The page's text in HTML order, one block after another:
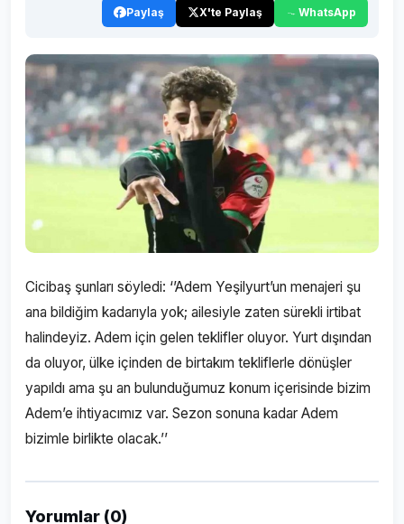
Paylaş X'te Paylaş WhatsApp
Cicibaş şunları söyledi: ‘’Adem Yeşilyurt’un menajeri şu
ana bildiğim kadarıyla yok; ailesiyle zaten sürekli irtibat
halindeyiz. Adem için gelen teklifler oluyor. Yurt dışından
da oluyor, ülke içinden de birtakım tekliflerle dönüşler
yapıldı ama şu an bulunduğumuz konum içerisinde bizim
Adem’e ihtiyacımız var. Sezon sonuna kadar Adem
bizimle birlikte olacak.’’
Yorumlar (0)